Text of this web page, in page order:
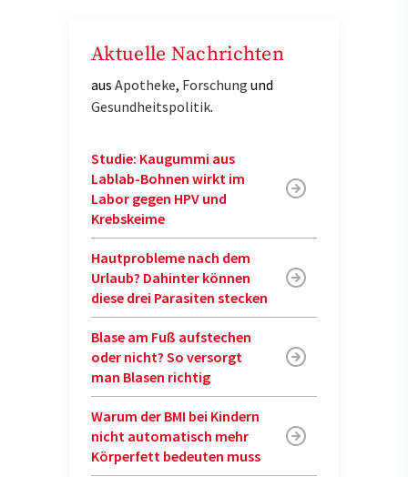
Aktuelle Nachrichten
aus Apotheke, Forschung und
Gesundheitspolitik.
Studie: Kaugummi aus
Lablab-Bohnen wirkt im
Labor gegen HPV und
Krebskeime
Hautprobleme nach dem
Urlaub? Dahinter können
diese drei Parasiten stecken
Blase am Fuß aufstechen
oder nicht? So versorgt
man Blasen richtig
Warum der BMI bei Kindern
nicht automatisch mehr
Körperfett bedeuten muss